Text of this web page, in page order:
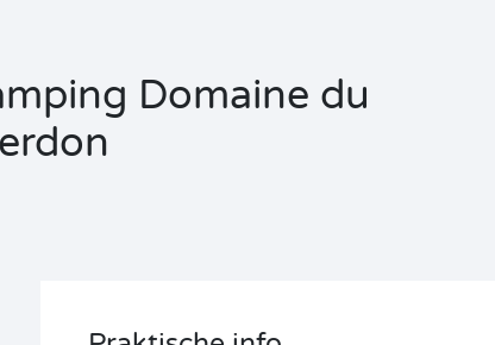
Domaine du